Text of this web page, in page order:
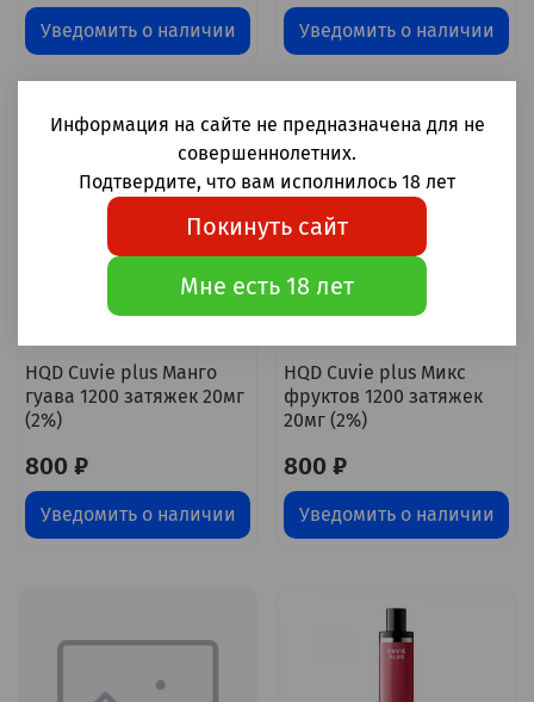
Уведомить о наличии Уведомить о наличии
HQD Cuvie plus Манго
гуава 1200 затяжек 20мг
(2%)
800 ₽
Уведомить о наличии
HQD Cuvie plus Микс
фруктов 1200 затяжек
20мг (2%)
800 ₽
Уведомить о наличии
Информация на сайте не предназначена для не
совершеннолетних.
Подтвердите, что вам исполнилось 18 лет
Покинуть сайт
Мне есть 18 лет